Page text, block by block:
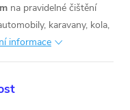
na pravidelné čištění
karavany, kola,
informace